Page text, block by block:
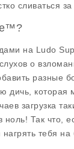
сливаться
на Ludo
о
разные
дичь,
загрузка
ноль! Так
тебя на